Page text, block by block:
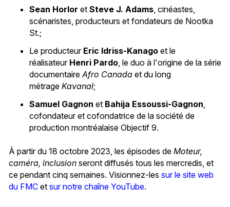
Sean Horlor et Steve J. Adams, cinéastes,
scénaristes, producteurs et fondateurs de Nootka
St.;
Le producteur Eric Idriss-Kanago et le
réalisateur Henri Pardo, le duo à l'origine de la série
documentaireAfro Canada et du long
métrage Kavanal;
Samuel Gagnon et Bahija Essoussi-Gagnon,
cofondateur et cofondatrice de la société de
production montréalaise Objectif 9.
À partir du 18 octobre 2023, les épisodes de Moteur,
caméra, inclusion seront diffusés tous les mercredis, et
ce pendant cinq semaines. Visionnez-les sur le site web
du FMC et sur notre chaîne YouTube.